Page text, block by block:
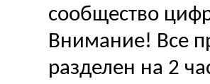
сообщество
Внимание! Все
разделен на 2